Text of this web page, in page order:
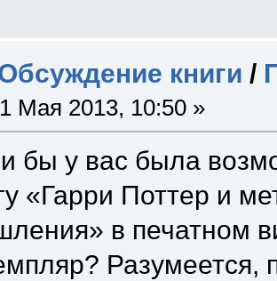
книги /
Мая 2013, 10:50 »
бы у вас была
«Гарри Поттер и
в печатном
Разумеется,